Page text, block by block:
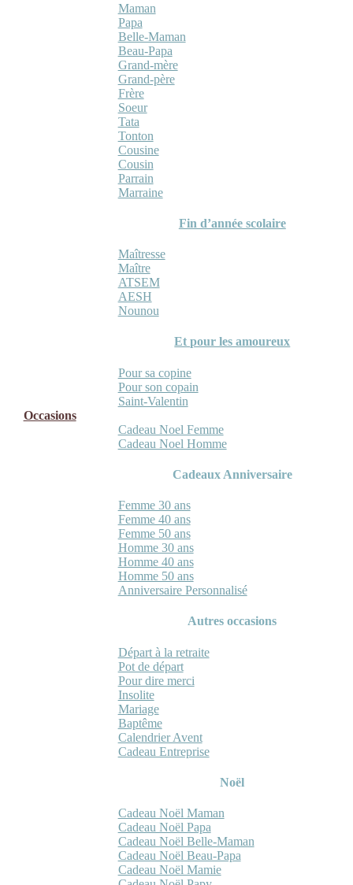
Maman
Papa
Belle-Maman
Beau-Papa
Grand-mère
Grand-père
Frère
Soeur
Tata
Tonton
Cousine
Cousin
Parrain
Marraine
Fin d’année scolaire
Maîtresse
Maître
ATSEM
AESH
Nounou
Et pour les amoureux
Pour sa copine
Pour son copain
Saint-Valentin
Occasions
Cadeau Noel Femme
Cadeau Noel Homme
Cadeaux Anniversaire
Femme 30 ans
Femme 40 ans
Femme 50 ans
Homme 30 ans
Homme 40 ans
Homme 50 ans
Anniversaire Personnalisé
Autres occasions
Départ à la retraite
Pot de départ
Pour dire merci
Insolite
Mariage
Baptême
Calendrier Avent
Cadeau Entreprise
Noël
Cadeau Noël Maman
Cadeau Noël Papa
Cadeau Noël Belle-Maman
Cadeau Noël Beau-Papa
Cadeau Noël Mamie